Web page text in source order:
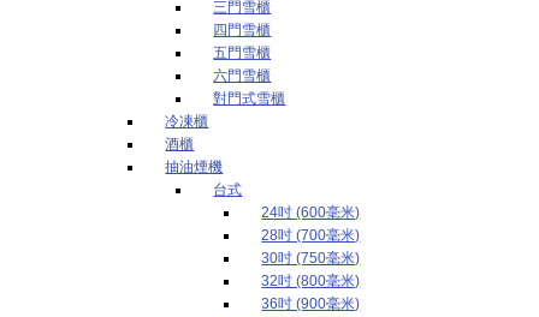
三門雪櫃
四門雪櫃
五門雪櫃
六門雪櫃
對門式雪櫃
冷凍櫃
酒櫃
抽油煙機
台式
24吋 (600毫米)
28吋 (700毫米)
30吋 (750毫米)
32吋 (800毫米)
36吋 (900毫米)